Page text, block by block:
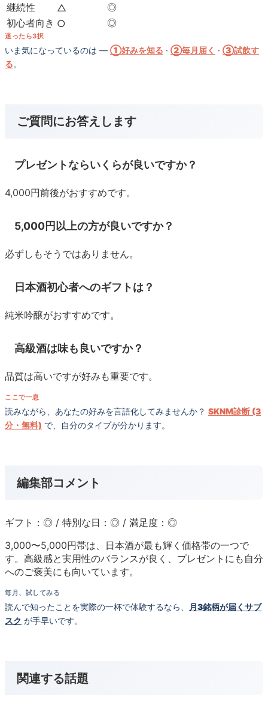
継続性
△
◎
初心者向き ○ ◎
迷ったら3択
いま気になっているのは — ①好みを知る · ②毎月届く · ③試飲す
る。
ご質問にお答えします
プレゼントならいくらが良いですか？
4,000円前後がおすすめです。
5,000円以上の方が良いですか？
必ずしもそうではありません。
日本酒初心者へのギフトは？
純米吟醸がおすすめです。
高級酒は味も良いですか？
品質は高いですが好みも重要です。
ここで一息
読みながら、あなたの好みを言語化してみませんか？ SKNM診断 (3
分・無料) で、自分のタイプが分かります。
編集部コメント
ギフト：◎ / 特別な日：◎ / 満足度：◎
3,000〜5,000円帯は、日本酒が最も輝く価格帯の一つで
す。高級感と実用性のバランスが良く、プレゼントにも自分
へのご褒美にも向いています。
毎月、試してみる
読んで知ったことを実際の一杯で体験するなら、
月3銘柄が届くサブ
スク が手早いです。
関連する話題